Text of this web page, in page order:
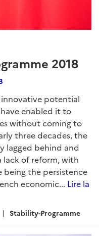
2018
innovative potential
enabled it to
without coming to
three decades, the
lagged behind and
of reform, with
being the persistence
economic... Lire la
Stability-Programme